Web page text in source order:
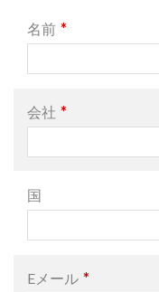
名前 *
会社 *
国
Eメール *